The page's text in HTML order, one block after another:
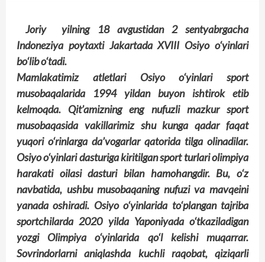
Joriy yilning 18 avgustidan 2 sentyabrgacha
Indoneziya poytaxti Jakartada XVIII Osiyo o‘yinlari
bo‘lib o‘tadi.
Mamlakatimiz atletlari Osiyo o‘yinlari sport
musobaqalarida 1994 yildan buyon ishtirok etib
kelmoqda. Qit’amizning eng nufuzli mazkur sport
musobaqasida vakillarimiz shu kunga qadar faqat
yuqori o‘rinlarga da’vogarlar qatorida tilga olinadilar.
Osiyo o‘yinlari dasturiga kiritilgan sport turlari olimpiya
harakati oilasi dasturi bilan hamohangdir. Bu, o‘z
navbatida, ushbu musobaqaning nufuzi va mavqeini
yanada oshiradi. Osiyo o‘yinlarida to‘plangan tajriba
sportchilarda 2020 yilda Yaponiyada o‘tkaziladigan
yozgi Olimpiya o‘yinlarida qo‘l kelishi muqarrar.
Sovrindorlarni aniqlashda kuchli raqobat, qiziqarli